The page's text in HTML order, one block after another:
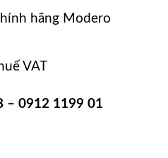
hãng Modero
VAT
– 0912 1199 01